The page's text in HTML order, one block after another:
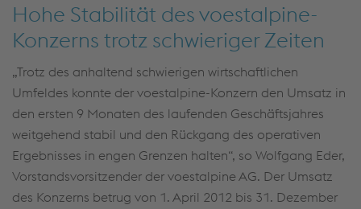
Hohe Stabilität des voestalpine-
Konzerns trotz schwieriger Zeiten
„Trotz des anhaltend schwierigen wirtschaftlichen
Umfeldes konnte der voestalpine-Konzern den Umsatz in
den ersten 9 Monaten des laufenden Geschäftsjahres
weitgehend stabil und den Rückgang des operativen
Ergebnisses in engen Grenzen halten“, so Wolfgang Eder,
Vorstandsvorsitzender der voestalpine AG. Der Umsatz
des Konzerns betrug von 1. April 2012 bis 31. Dezember